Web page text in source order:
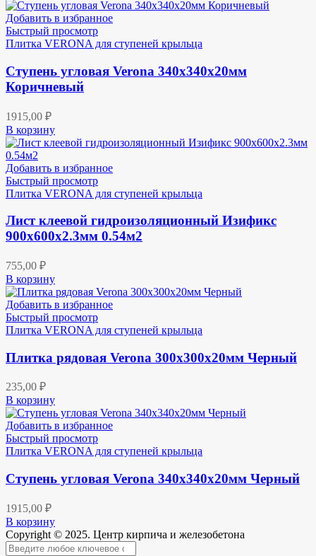
Добавить в избранное
Быстрый просмотр
Плитка VERONA для ступеней крыльца
Ступень угловая Verona 340х340х20мм
Коричневый
1915,00 ₽
В корзину
Добавить в избранное
Быстрый просмотр
Плитка VERONA для ступеней крыльца
Лист клеевой гидроизоляционный Изификс
900х600х2.3мм 0.54м2
755,00 ₽
В корзину
Добавить в избранное
Быстрый просмотр
Плитка VERONA для ступеней крыльца
Плитка рядовая Verona 300х300х20мм Черный
235,00 ₽
В корзину
Добавить в избранное
Быстрый просмотр
Плитка VERONA для ступеней крыльца
Ступень угловая Verona 340х340х20мм Черный
1915,00 ₽
В корзину
Copyright © 2025. Центр кирпича и железобетона